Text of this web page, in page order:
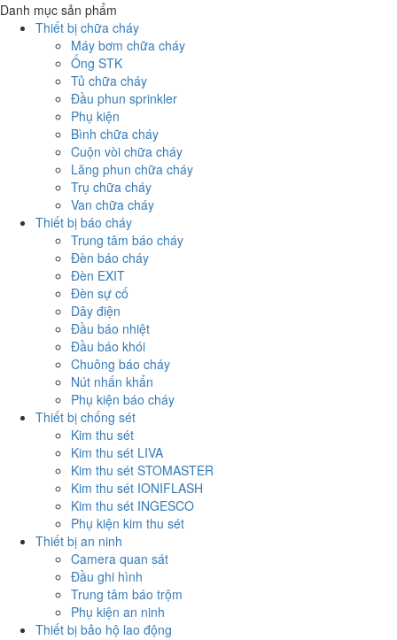
Danh mục sản phẩm
Thiết bị chữa cháy
Máy bơm chữa cháy
Ống STK
Tủ chữa cháy
Đầu phun sprinkler
Phụ kiện
Bình chữa cháy
Cuộn vòi chữa cháy
Lăng phun chữa cháy
Trụ chữa cháy
Van chữa cháy
Thiết bị báo cháy
Trung tâm báo cháy
Đèn báo cháy
Đèn EXIT
Đèn sự cố
Dây điện
Đầu báo nhiệt
Đầu báo khói
Chuông báo cháy
Nút nhấn khẩn
Phụ kiện báo cháy
Thiết bị chống sét
Kim thu sét
Kim thu sét LIVA
Kim thu sét STOMASTER
Kim thu sét IONIFLASH
Kim thu sét INGESCO
Phụ kiện kim thu sét
Thiết bị an ninh
Camera quan sát
Đầu ghi hình
Trung tâm báo trộm
Phụ kiện an ninh
Thiết bị bảo hộ lao động